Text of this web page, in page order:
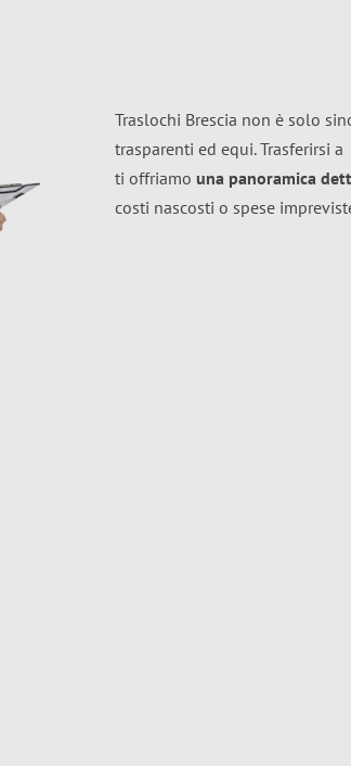
Traslochi Brescia non è solo
trasparenti ed equi. Trasferirsi a
ti offriamo una panoramica
costi nascosti o spese